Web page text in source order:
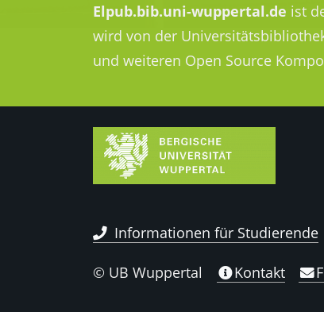
Elpub.bib.uni-wuppertal.de ist
wird von der
und weiteren Open Source
Informationen für Studierende
© UB Wuppertal Kontakt